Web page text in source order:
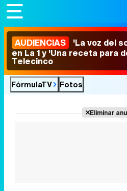
AUDIENCIAS 'La voz del
en La 1 y 'Una receta para
Telecinco
FórmulaTV Fotos
Eliminar